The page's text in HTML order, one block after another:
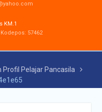
KM.1
57462
Pelajar Pancasila